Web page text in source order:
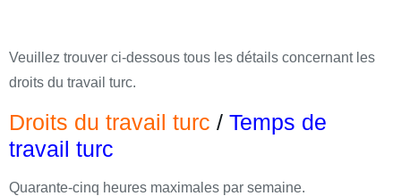
Veuillez trouver ci-dessous tous les détails concernant les
droits du travail turc.
Droits du travail turc / Temps de
travail turc
Quarante-cinq heures maximales par semaine.